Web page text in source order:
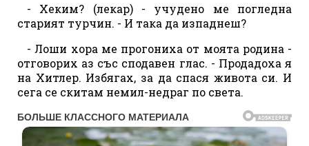
- Хеким? (лекар) - учудено ме погледна
старият турчин. - И така да изпаднеш?
- Лоши хора ме прогониха от моята родина -
отговорих аз със сподавен глас. - Продадоха я
на Хитлер. Избягах, за да спася живота си. И
сега се скитам немил-недраг по света.